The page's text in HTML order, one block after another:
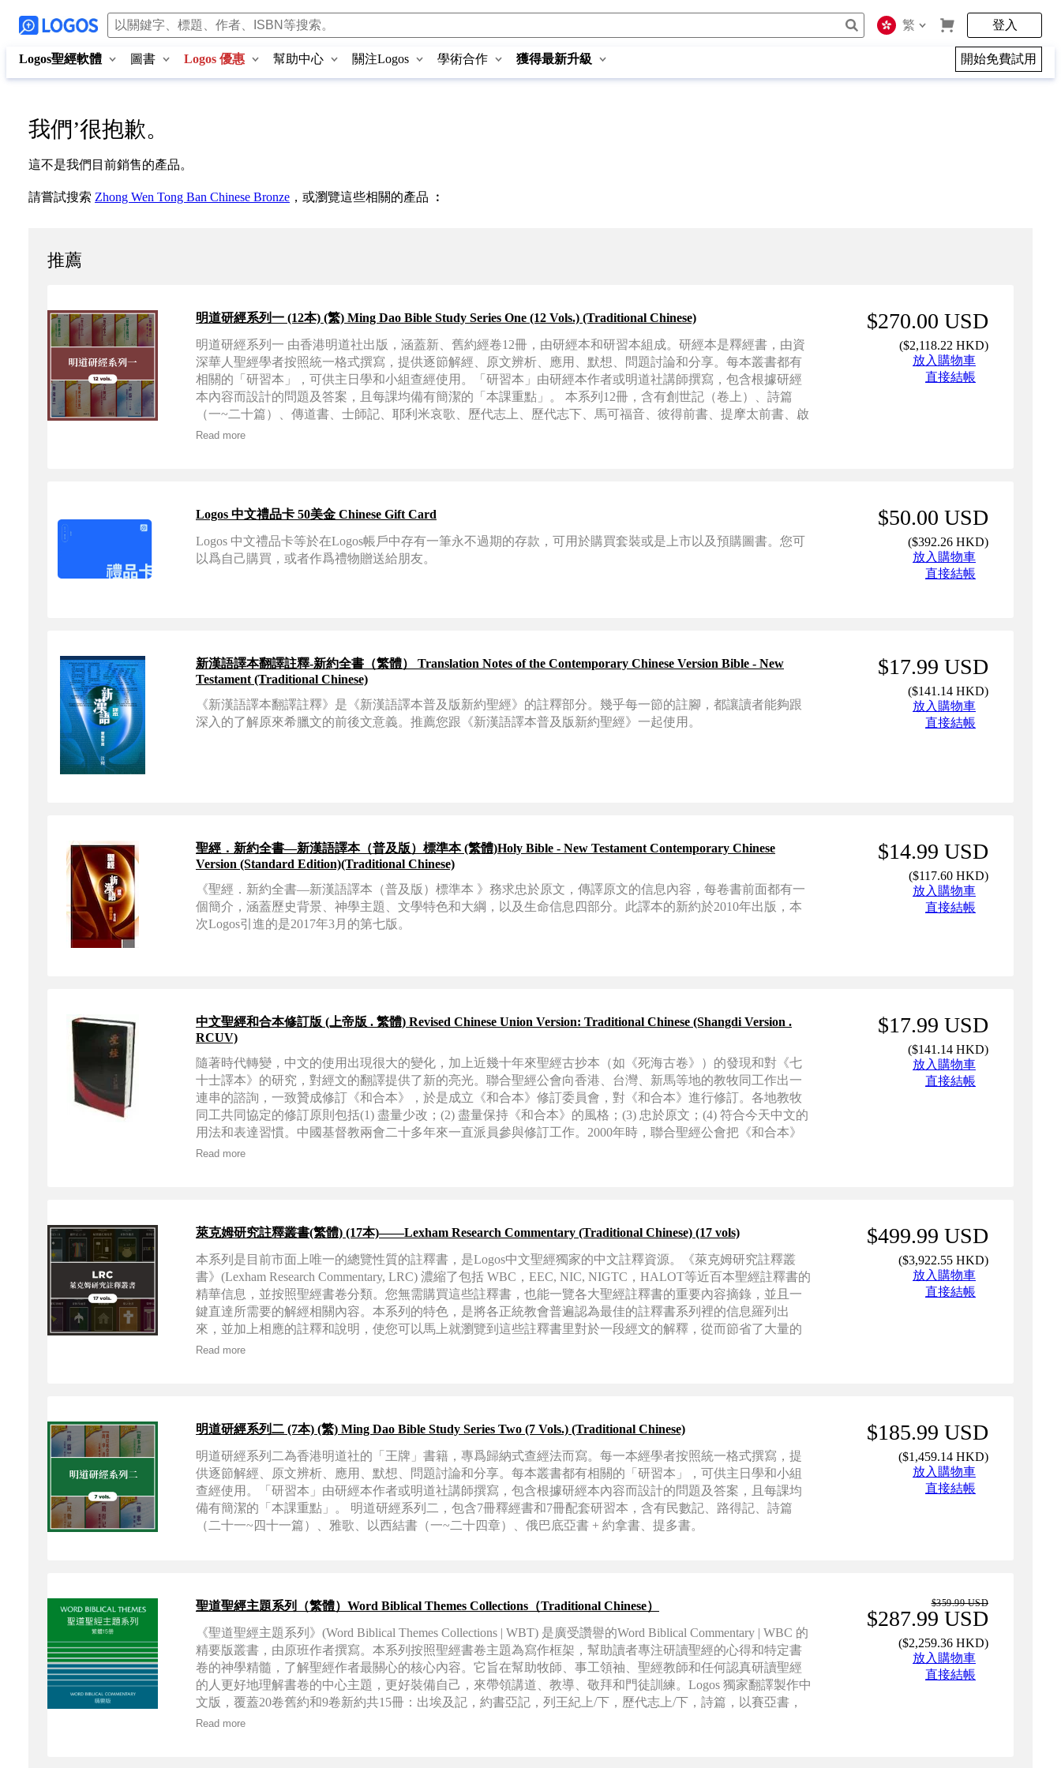
繁 登入
Logos聖經軟體 圖書 Logos 優惠 幫助中心 關注Logos 學術合作 獲得最新升級 開始免費試用
我們’很抱歉。
這不是我們目前銷售的產品。
請嘗試搜索 Zhong Wen Tong Ban Chinese Bronze ，或瀏覽這些相關的產品 ︰
推薦
明道研經系列一 (12本) (繁) Ming Dao Bible Study Series One (12 Vols.) (Traditional Chinese)
明道研經系列一 由香港明道社出版，涵蓋新、舊約經卷12冊，由研經本和研習本組成。研經本是釋經書，由資
深華人聖經學者按照統一格式撰寫，提供逐節解經、原文辨析、應用、默想、問題討論和分享。每本叢書都有
相關的「研習本」，可供主日學和小組查經使用。「研習本」由研經本作者或明道社講師撰寫，包含根據研經
本內容而設計的問題及答案，且每課均備有簡潔的「本課重點」。 本系列12冊，含有創世記（卷上）、詩篇
（一~二十篇）、傳道書、士師記、耶利米哀歌、歷代志上、歷代志下、馬可福音、彼得前書、提摩太前書、啟
示錄及歸納式實用研經手冊。
Read more
$270.00 USD
($2,118.22 HKD)
放入購物車
直接結帳
Logos 中文禮品卡 50美金 Chinese Gift Card
Logos 中文禮品卡等於在Logos帳戶中存有一筆永不過期的存款，可用於購買套裝或是上市以及預購圖書。您可
以爲自己購買，或者作爲禮物贈送給朋友。
$50.00 USD
($392.26 HKD)
放入購物車
直接結帳
新漢語譯本翻譯註釋-新約全書（繁體） Translation Notes of the Contemporary Chinese Version Bible - New
Testament (Traditional Chinese)
《新漢語譯本翻譯註釋》是《新漢語譯本普及版新約聖經》的註釋部分。幾乎每一節的註腳，都讓讀者能夠跟
深入的了解原來希臘文的前後文意義。推薦您跟《新漢語譯本普及版新約聖經》一起使用。
$17.99 USD
($141.14 HKD)
放入購物車
直接結帳
聖經．新約全書—新漢語譯本（普及版）標準本 (繁體)Holy Bible - New Testament Contemporary Chinese
Version (Standard Edition)(Traditional Chinese)
《聖經．新約全書—新漢語譯本（普及版）標準本 》務求忠於原文，傳譯原文的信息內容，每卷書前面都有一
個簡介，涵蓋歷史背景、神學主題、文學特色和大綱，以及生命信息四部分。此譯本的新約於2010年出版，本
次Logos引進的是2017年3月的第七版。
$14.99 USD
($117.60 HKD)
放入購物車
直接結帳
中文聖經和合本修訂版 (上帝版 . 繁體) Revised Chinese Union Version: Traditional Chinese (Shangdi Version .
RCUV)
隨著時代轉變，中文的使用出現很大的變化，加上近幾十年來聖經古抄本（如《死海古卷》）的發現和對《七
十士譯本》的研究，對經文的翻譯提供了新的亮光。聯合聖經公會向香港、台灣、新馬等地的教牧同工作出一
連串的諮詢，一致贊成修訂《和合本》，於是成立《和合本》修訂委員會，對《和合本》進行修訂。各地教牧
同工共同協定的修訂原則包括(1) 盡量少改；(2) 盡量保持《和合本》的風格；(3) 忠於原文；(4) 符合今天中文的
用法和表達習慣。中國基督教兩會二十多年來一直派員參與修訂工作。2000年時，聯合聖經公會把《和合本》
修訂事工移交香港聖經公會負責及統籌。
Read more
$17.99 USD
($141.14 HKD)
放入購物車
直接結帳
萊克姆研究註釋叢書(繁體) (17本)——Lexham Research Commentary (Traditional Chinese) (17 vols)
本系列是目前市面上唯一的總覽性質的註釋書，是Logos中文聖經獨家的中文註釋資源。《萊克姆研究註釋叢
書》(Lexham Research Commentary, LRC) 濃縮了包括 WBC，EEC, NIC, NIGTC，HALOT等近百本聖經註釋書的
精華信息，並按照聖經書卷分類。您無需購買這些註釋書，也能一覽各大聖經註釋書的重要內容摘錄，並且一
鍵直達所需要的解經相關內容。本系列的特色，是將各正統教會普遍認為最佳的註釋書系列裡的信息羅列出
來，並加上相應的註釋和說明，使您可以馬上就瀏覽到這些註釋書里對於一段經文的解釋，從而節省了大量的
研經的時間和購買其他註釋書的成本。
Read more
$499.99 USD
($3,922.55 HKD)
放入購物車
直接結帳
明道研經系列二 (7本) (繁) Ming Dao Bible Study Series Two (7 Vols.) (Traditional Chinese)
明道研經系列二為香港明道社的「王牌」書籍，專爲歸納式查經法而寫。每一本經學者按照統一格式撰寫，提
供逐節解經、原文辨析、應用、默想、問題討論和分享。每本叢書都有相關的「研習本」，可供主日學和小組
查經使用。「研習本」由研經本作者或明道社講師撰寫，包含根據研經本內容而設計的問題及答案，且每課均
備有簡潔的「本課重點」。 明道研經系列二，包含7冊釋經書和7冊配套研習本，含有民數記、路得記、詩篇
（二十一~四十一篇）、雅歌、以西結書（一~二十四章）、俄巴底亞書 + 約拿書、提多書。
$185.99 USD
($1,459.14 HKD)
放入購物車
直接結帳
聖道聖經主題系列（繁體）Word Biblical Themes Collections（Traditional Chinese）
《聖道聖經主題系列》(Word Biblical Themes Collections | WBT) 是廣受讚譽的Word Biblical Commentary | WBC 的
精要版叢書，由原班作者撰寫。本系列按照聖經書卷主題為寫作框架，幫助讀者專注研讀聖經的心得和特定書
卷的神學精髓，了解聖經作者最關心的核心內容。它旨在幫助牧師、事工領袖、聖經教師和任何認真研讀聖經
的人更好地理解書卷的中心主題，更好裝備自己，來帶領講道、教導、敬拜和門徒訓練。Logos 獨家翻譯製作中
文版，覆蓋20卷舊約和9卷新約共15冊：出埃及記，約書亞記，列王紀上/下，歷代志上/下，詩篇，以賽亞書，
但以理書，何西阿書-約拿書，彌迦書-瑪拉基書；約翰福音，哥林多前後書，腓立比書 ，帖撒羅尼迦前後書 ，
Read more
$359.99 USD
$287.99 USD
($2,259.36 HKD)
放入購物車
直接結帳